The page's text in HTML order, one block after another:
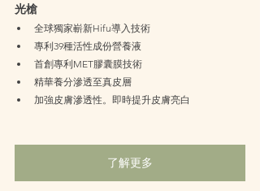
光槍
全球獨家嶄新Hifu導入技術
專利39種活性成份營養液
首創專利MET膠囊膜技術
精華養分滲透至真皮層
加強皮膚滲透性。即時提升皮膚亮白
了解更多